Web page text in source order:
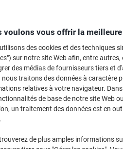
mm 6256
Marque : tesa Viking N°. 6912216
voulons vous offrir la
des cookies et des techniques
sur notre site Web afin, entre
des médias de fournisseurs tiers et
nous traitons des données à caractère
relatives à votre navigateur.
de base de notre site Web
un traitement des données est en
de plus amples informations